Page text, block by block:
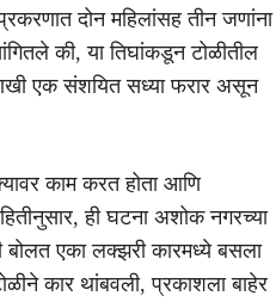
दोन महिलांसह तीन जणांना
की, या तिघांकडून टोळीतील
एक संशयित सध्या फरार असून
काम करत होता आणि
ही घटना अशोक नगरच्या
बोलत एका लक्झरी कारमध्ये बसला
कार थांबवली, प्रकाशला बाहेर